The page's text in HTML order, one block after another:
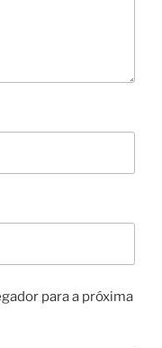
para a próxima